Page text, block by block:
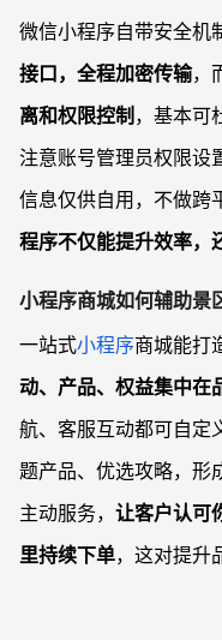
微信小程序自带安全机
接口，全程加密传输，
离和权限控制 ，基本可
注意账号管理员权限设
信息仅供自用，不做跨
程序不仅能提升效率，
小程序商城如何辅助景
一站式小程序商城能打
动、产品、权益集中在
航、客服互动都可自定
题产品、优选攻略，形
主动服务， 让客户认可
里持续下单，这对提升